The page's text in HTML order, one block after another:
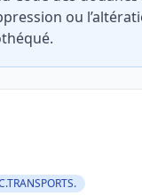
ou